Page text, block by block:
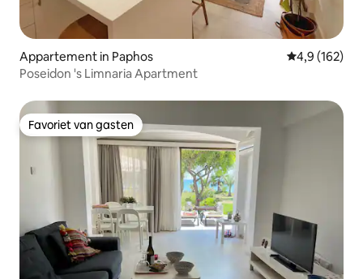
Appartement in Paphos Gemiddelde
4,9 (162)
Poseidon 's Limnaria Apartment
Favoriet van gasten
Favoriet van gasten